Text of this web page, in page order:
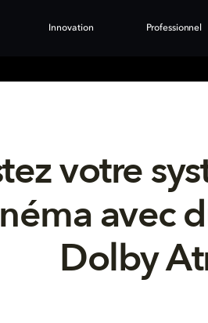
Innovation Professionnel
votre
avec
Dolby